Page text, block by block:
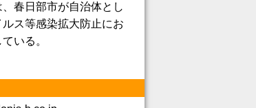
春日部市が自治体とし
ス等感染拡大防止にお
いる。